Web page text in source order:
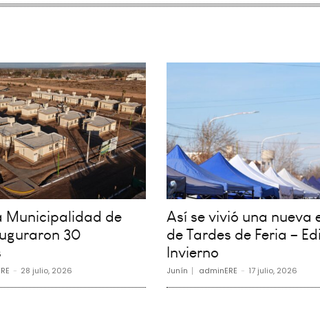
Municipalidad de
30
- 28 julio, 2026
Así se vivió una nueva
de Tardes de Feria –
Invierno
Junín adminERE - 17 julio, 2026